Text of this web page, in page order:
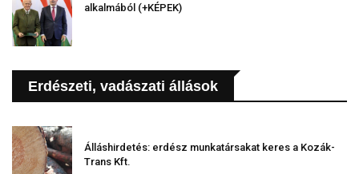
alkalmából (+KÉPEK)
Erdészeti, vadászati állások
Álláshirdetés: erdész munkatársakat keres a Kozák-
Trans Kft.